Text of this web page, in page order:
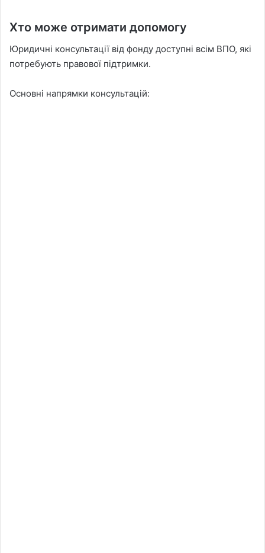
Хто може отримати допомогу
Юридичні консультації від фонду доступні всім ВПО, які
потребують правової підтримки.
Основні напрямки консультацій: